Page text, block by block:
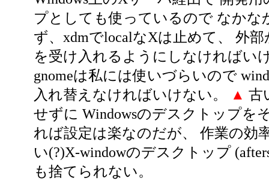
プとしても使っているので なかな
ず、xdmでlocalなXは止めて、 外部
を受け入れるようにしなければい
gnomeは私には使いづらいので
入れ替えなければいけない。
▲ 古
せずに Windowsのデスクトップを
れば設定は楽なのだが、 作業の効
い(?)X-windowのデスクトップ
も捨てられない。